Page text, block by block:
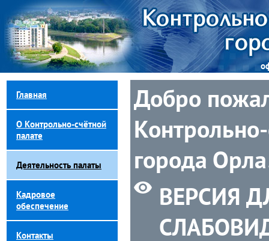
Главная
О Контрольно-счётной
палате
Деятельность палаты
Кадровое
обеспечение
Контакты
Добро
города
ВЕРСИЯ